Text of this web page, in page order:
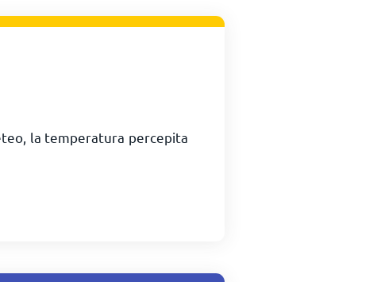
la temperatura percepita